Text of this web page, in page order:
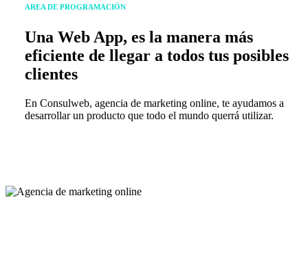
AREA DE PROGRAMACIÓN
Una Web App, es la manera más
eficiente de llegar a todos tus posibles
clientes
En Consulweb, agencia de marketing online, te ayudamos a
desarrollar un producto que todo el mundo querrá utilizar.